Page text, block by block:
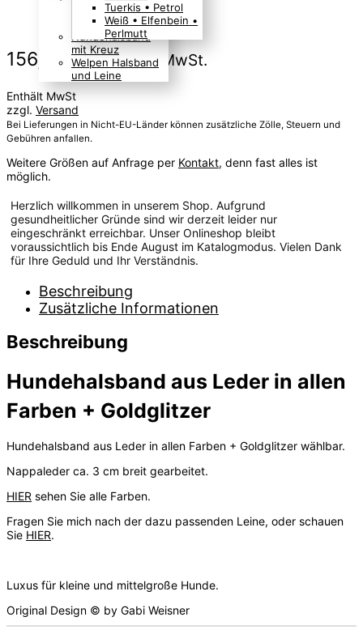
Boho Indianer
Hippie Look
Hundehalsband
mit Kreuz
Welpen Halsband
und Leine
Tuerkis • Petrol
Weiß • Elfenbein •
Perlmutt
156,00 € Preis inkl. MwSt.
Enthält MwSt
zzgl. Versand
Bei Lieferungen in Nicht-EU-Länder können zusätzliche Zölle, Steuern und
Gebühren anfallen.
Weitere Größen auf Anfrage per Kontakt, denn fast alles ist
möglich.
Herzlich willkommen in unserem Shop. Aufgrund
gesundheitlicher Gründe sind wir derzeit leider nur
eingeschränkt erreichbar. Unser Onlineshop bleibt
voraussichtlich bis Ende August im Katalogmodus. Vielen Dank
für Ihre Geduld und Ihr Verständnis.
Beschreibung
Zusätzliche Informationen
Beschreibung
Hundehalsband aus Leder in allen
Farben + Goldglitzer
Hundehalsband aus Leder in allen Farben + Goldglitzer wählbar.
Nappaleder ca. 3 cm breit gearbeitet.
HIER sehen Sie alle Farben.
Fragen Sie mich nach der dazu passenden Leine, oder schauen
Sie HIER.
Luxus für kleine und mittelgroße Hunde.
Original Design © by Gabi Weisner